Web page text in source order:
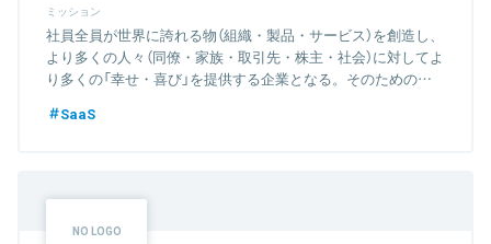
ミッション
社員全員が世界に誇れる物（組織・製品・サービス）を創造し、
より多くの人々（同僚・家族・取引先・株主・社会）に対してよ
り多くの「幸せ・喜び」を提供する企業となる。そのための努
SaaS